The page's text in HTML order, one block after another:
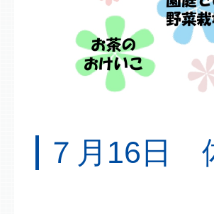
７月16日